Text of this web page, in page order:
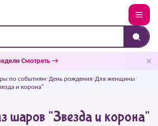
Смотреть → ✕
по событиям/День рождения/Для женщины/
и корона"
шаров "Звезда и корона"